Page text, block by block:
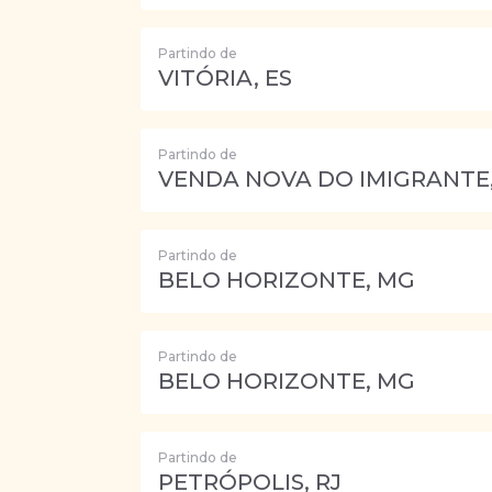
Partindo de
VITÓRIA, ES
Partindo de
VENDA NOVA DO
Partindo de
BELO HORIZONTE, MG
Partindo de
BELO HORIZONTE, MG
Partindo de
PETRÓPOLIS, RJ